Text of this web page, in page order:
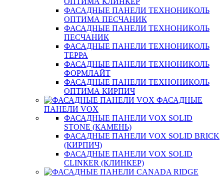
ФАСАДНЫЕ ПАНЕЛИ ТЕХНОНИКОЛЬ
ОПТИМА ПЕСЧАНИК
ФАСАДНЫЕ ПАНЕЛИ ТЕХНОНИКОЛЬ
ПЕСЧАНИК
ФАСАДНЫЕ ПАНЕЛИ ТЕХНОНИКОЛЬ
ТЕРРА
ФАСАДНЫЕ ПАНЕЛИ ТЕХНОНИКОЛЬ
ФОРМЛАЙТ
ФАСАДНЫЕ ПАНЕЛИ ТЕХНОНИКОЛЬ
ОПТИМА КИРПИЧ
ФАСАДНЫЕ
ПАНЕЛИ VOX
ФАСАДНЫЕ ПАНЕЛИ VOX SOLID
STONE (КАМЕНЬ)
ФАСАДНЫЕ ПАНЕЛИ VOX SOLID BRICK
(КИРПИЧ)
ФАСАДНЫЕ ПАНЕЛИ VOX SOLID
CLINКER (КЛИНКЕР)